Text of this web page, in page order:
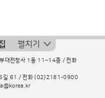
펼치기
대전청사 1동 11~14층 / 전화
길 61 / 전화(02)2181-0900